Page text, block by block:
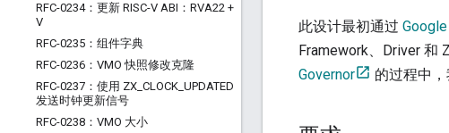
RFC-0234：更新 RISC-V ABI：RVA22 +
V
RFC-0235：组件字典
RFC-0236：VMO 快照修改克隆
RFC-0237：使用 ZX CLOCK UPDATED
发送时钟更新信号
RFC-0238：VMO 大小
此设计最初通过
Framework、Driver 和
Governor
的过程中